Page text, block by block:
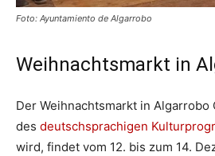
Foto: Ayuntamiento de Algarrobo
Weihnachtsmarkt in
Der Weihnachtsmarkt in Algarrobo
des deutschsprachigen
wird, findet vom 12. bis zum 14.